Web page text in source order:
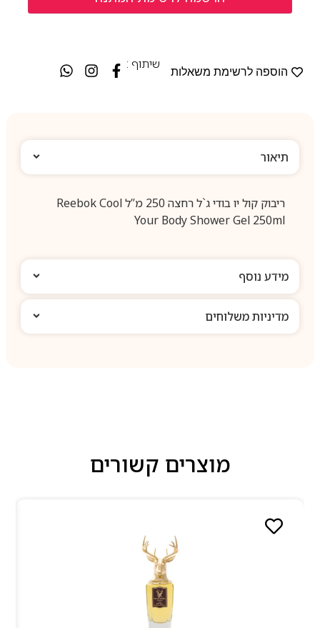
הוספה לרשימת משאלות
שיתוף :
תיאור
ריבוק קול יו בודי ג`ל רחצה 250 מ”ל Reebok Cool
Your Body Shower Gel 250ml
מידע נוסף
מדיניות משלוחים
מוצרים קשורים